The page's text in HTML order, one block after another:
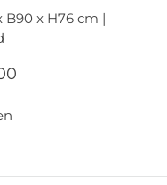
B90 x H76 cm |